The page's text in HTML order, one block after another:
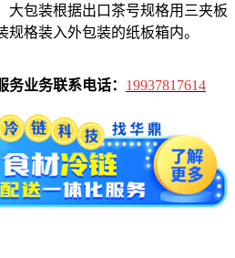
大包装根据出口茶号规格用三夹板
格装入外包装的纸板箱内。
业务联系电话： 19937817614